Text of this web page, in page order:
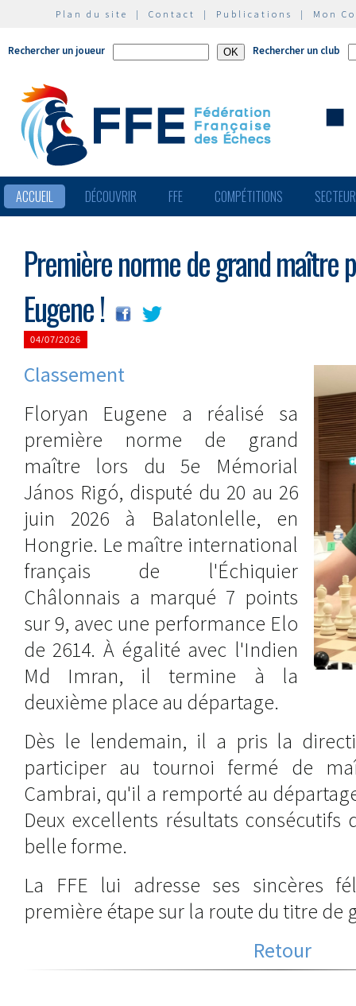
Plan du site | Contact | Publications | Mon
Rechercher un joueur Rechercher un club
ACCUEIL DÉCOUVRIR FFE COMPÉTITIONS
Première norme de grand maître
Eugene !
04/07/2026
Classement
Floryan Eugene a réalisé sa
première norme de grand
maître lors du 5e Mémorial
János Rigó, disputé du 20 au 26
juin 2026 à Balatonlelle, en
Hongrie. Le maître international
français de l'Échiquier
Châlonnais a marqué 7 points
sur 9, avec une performance Elo
de 2614. À égalité avec l'Indien
Md Imran, il termine à la
deuxième place au départage.
Dès le lendemain, il a pris la
participer au tournoi fermé de
Cambrai, qu'il a remporté au
Deux excellents résultats
belle forme.
La FFE lui adresse ses sincères
première étape sur la route du titre de
Retour